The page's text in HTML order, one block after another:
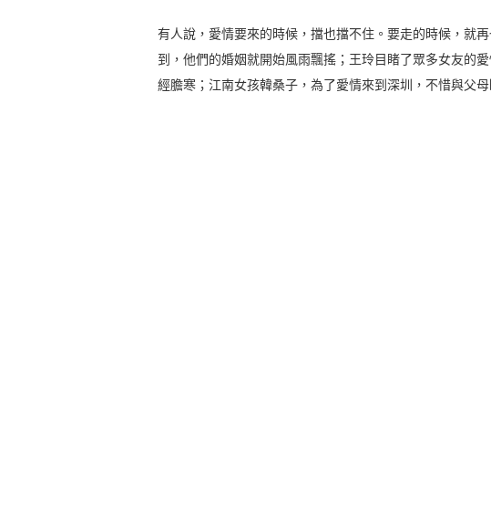
有人說，愛情要來的時候，擋也擋不住。要走的時候，就
到，他們的婚姻就開始風雨飄搖；王玲目睹了眾多女友的
經膽寒；江南女孩韓桑子，為了愛情來到深圳，不惜與父